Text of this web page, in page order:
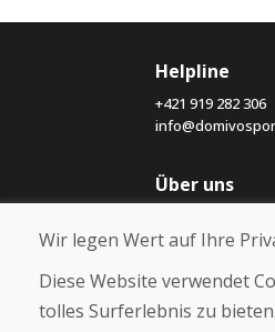
Helpline
+421 919 282 306
Über uns
Über uns
Kontakt
Wir legen Wert auf Ihre
Diese Website verwendet
tolles Surferlebnis zu